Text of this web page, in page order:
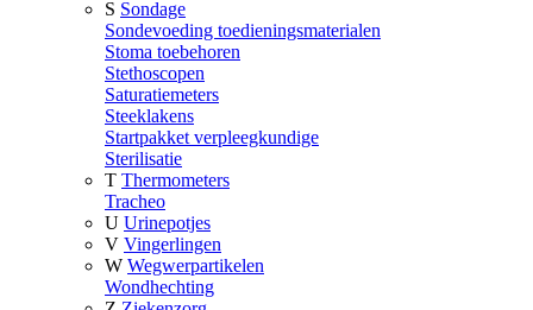
S Sondage
Sondevoeding toedieningsmaterialen
Stoma toebehoren
Stethoscopen
Saturatiemeters
Steeklakens
Startpakket verpleegkundige
Sterilisatie
T Thermometers
Tracheo
U Urinepotjes
V Vingerlingen
W Wegwerpartikelen
Wondhechting